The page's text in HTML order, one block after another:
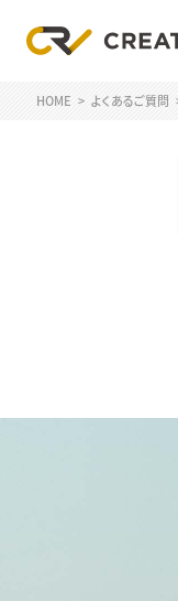
HOME よくあるご質問